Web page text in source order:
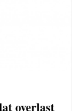
overlast